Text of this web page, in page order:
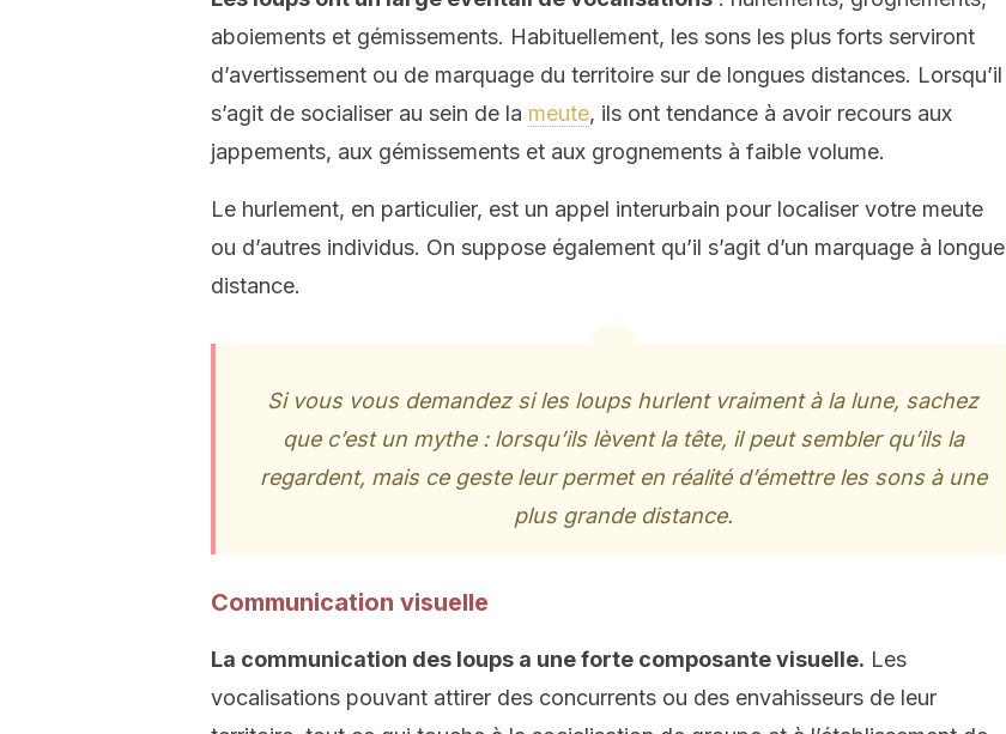
aboiements et gémissements. Habituellement, les sons les plus forts serviront
d’avertissement ou de marquage du territoire sur de longues distances. Lorsqu’il
s’agit de socialiser au sein de la meute, ils ont tendance à avoir recours aux
jappements, aux gémissements et aux grognements à faible volume.
Le hurlement, en particulier, est un appel interurbain pour localiser votre meute
ou d’autres individus. On suppose également qu’il s’agit d’un marquage à longue
distance.
Si vous vous demandez si les loups hurlent vraiment à la lune, sachez
que c’est un mythe : lorsqu’ils lèvent la tête, il peut sembler qu’ils la
regardent, mais ce geste leur permet en réalité d’émettre les sons à une
plus grande distance.
Communication visuelle
La communication des loups a une forte composante visuelle. Les
vocalisations pouvant attirer des concurrents ou des envahisseurs de leur